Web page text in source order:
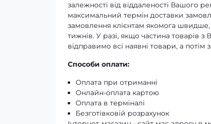
залежності від віддаленості Вашого
максимальний термін доставки
замовлення клієнтам якомога швидше,
тижнів. У разі, якщо частина товарів
відправимо всі наявні товари, а
Способи оплати:
Оплата при отриманні
Онлайн-оплата картою
Оплата в терміналі
Безготівковій розрахунок